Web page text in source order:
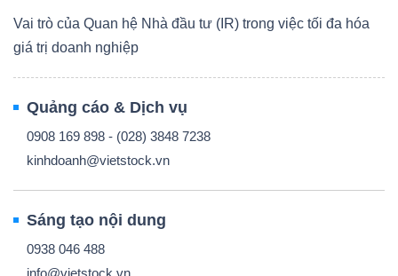
Vai trò của Quan hệ Nhà đầu tư (IR) trong việc tối đa hóa
giá trị doanh nghiệp
Quảng cáo & Dịch vụ
0908 169 898 - (028) 3848 7238
kinhdoanh@vietstock.vn
Sáng tạo nội dung
0938 046 488
info@vietstock.vn